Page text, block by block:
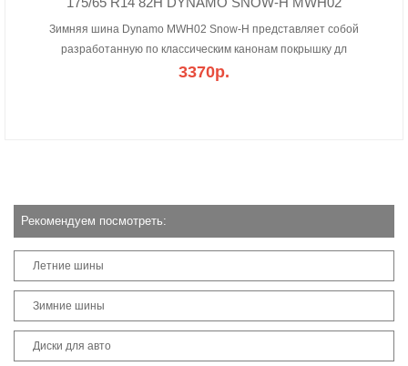
Зимняя шина Dynamo MWH02 Snow-H представляет собой
разработанную по классическим канонам покрышку дл
3370р.
Рекомендуем посмотреть:
Летние шины
Зимние шины
Диски для авто